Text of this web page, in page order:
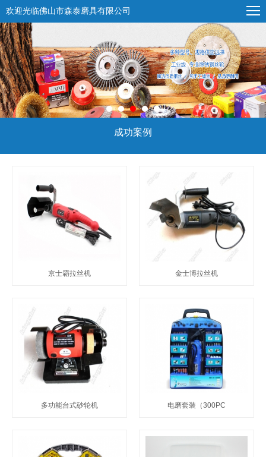
欢迎光临佛山市森泰磨具有限公司
成功案例
京士霸拉丝机 金士博拉丝机
多功能台式砂轮机 电磨套装（300PC